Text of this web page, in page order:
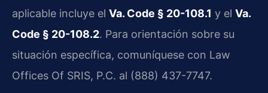
aplicable incluye el Va. Code § 20-108.1 y el Va.
Code § 20-108.2. Para orientación sobre su
situación específica, comuníquese con Law
Offices Of SRIS, P.C. al (888) 437-7747.